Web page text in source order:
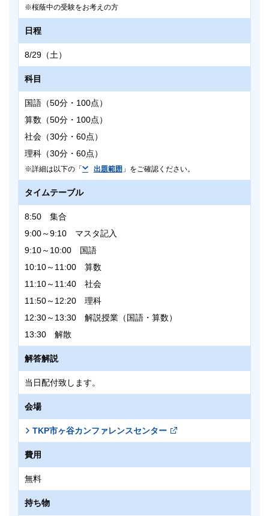
桜蔭中の受験をお考えの方
日程
8/29（土）
科目
国語（50分・100点）
算数（50分・100点）
社会（30分・60点）
理科（30分・60点）
詳細は以下の「 出題範囲 」をご確認ください。
タイムテーブル
8:50 集合
9:00～9:10 マスタ記入
9:10～10:00 国語
10:10～11:00 算数
11:10～11:40 社会
11:50～12:20 理科
12:30～13:30 解説授業（国語・算数）
13:30 解散
解答解説
当日配付致します。
会場
TKP市ヶ谷カンファレンスセンター
費用
無料
持ち物